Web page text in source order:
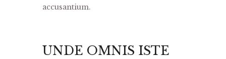
accusantium.
UNDE OMNIS ISTE